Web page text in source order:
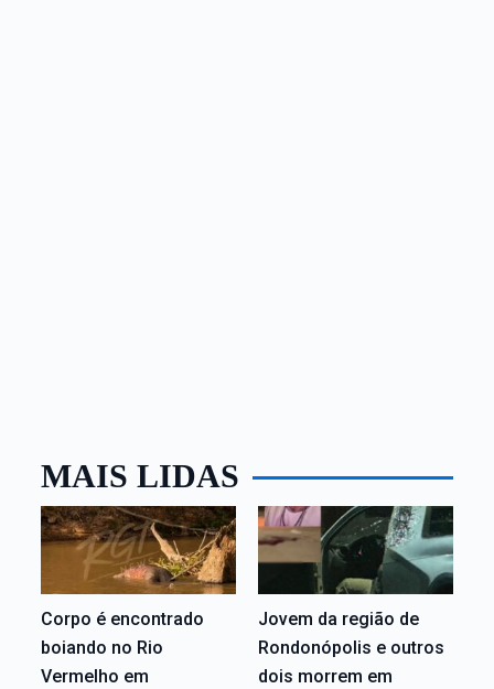
MAIS LIDAS
Corpo é encontrado
boiando no Rio
Vermelho em
Jovem da região de
Rondonópolis e outros
dois morrem em